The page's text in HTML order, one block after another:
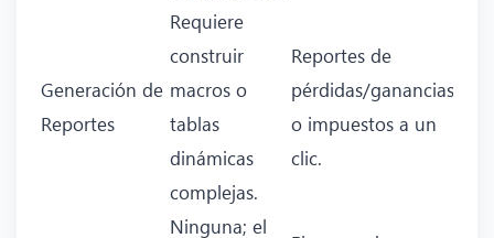
Generación de
Reportes
Requiere
construir
macros o
tablas
dinámicas
complejas.
Reportes de
pérdidas/ganancias
o impuestos a un
clic.
Ninguna; el